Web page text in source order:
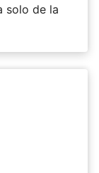
solo de la